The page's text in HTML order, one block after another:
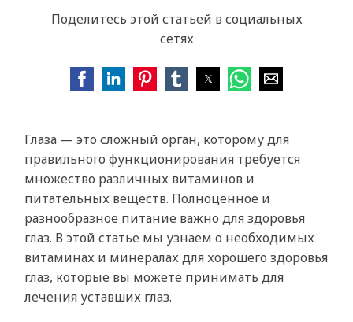
Поделитесь этой статьей в социальных
сетях
Глаза — это сложный орган, которому для
правильного функционирования требуется
множество различных витаминов и
питательных веществ. Полноценное и
разнообразное питание важно для здоровья
глаз. В этой статье мы узнаем о необходимых
витаминах и минералах для хорошего здоровья
глаз, которые вы можете принимать для
лечения уставших глаз.